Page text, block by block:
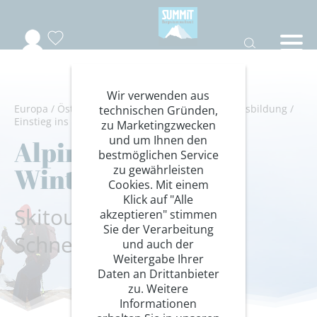
Europa / Österreich/Pitztal/Ötztaler Alpen Ausbildung /
Einstieg ins Bergsteigen
Alpiner Basiskurs
Winter im Pitztal
Skitouren - Eisklettern -
Schneeschuhwandern
Wir verwenden aus
technischen Gründen,
zu Marketingzwecken
und um Ihnen den
bestmöglichen Service
zu gewährleisten
Cookies. Mit einem
Klick auf "Alle
akzeptieren" stimmen
Sie der Verarbeitung
und auch der
Weitergabe Ihrer
Daten an Drittanbieter
zu. Weitere
Informationen